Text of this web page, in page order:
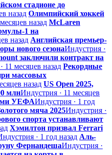
стадионе до
назад Олимпийский хоккей
назад McLaren
1 на
назад Английская премьер-
нового сезонаИндустрия ·
заключили контракт на
11 месяцев назад Рекордные
массовых
назад US Open 2025,
млнИндустрия · 11 месяцев
УЕФАИндустрия · 1 год
мяча 2025Индустрия ·
спорта устанавливают
Хэмилтон призвал Ferrari
· 1 год назад Аль-
ФернандешаИндустрия ·